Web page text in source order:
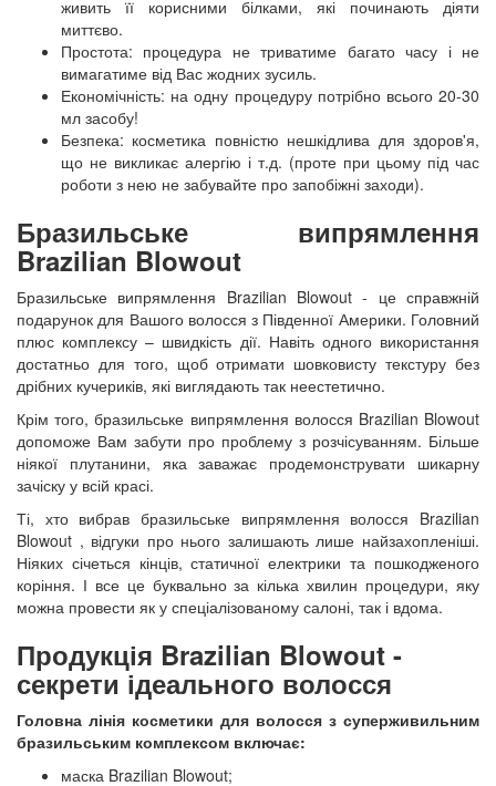
живить її корисними білками, які починають діяти
миттєво.
Простота: процедура не триватиме багато часу і не
вимагатиме від Вас жодних зусиль.
Економічність: на одну процедуру потрібно всього 20-30
мл засобу!
Безпека: косметика повністю нешкідлива для здоров'я,
що не викликає алергію і т.д. (проте при цьому під час
роботи з нею не забувайте про запобіжні заходи).
Бразильське випрямлення
Brazilian Blowout
Бразильське випрямлення Brazilian Blowout - це справжній
подарунок для Вашого волосся з Південної Америки. Головний
плюс комплексу – швидкість дії. Навіть одного використання
достатньо для того, щоб отримати шовковисту текстуру без
дрібних кучериків, які виглядають так неестетично.
Крім того, бразильське випрямлення волосся Brazilian Blowout
допоможе Вам забути про проблему з розчісуванням. Більше
ніякої плутанини, яка заважає продемонструвати шикарну
зачіску у всій красі.
Ті, хто вибрав бразильське випрямлення волосся Brazilian
Blowout , відгуки про нього залишають лише найзахопленіші.
Ніяких січеться кінців, статичної електрики та пошкодженого
коріння. І все це буквально за кілька хвилин процедури, яку
можна провести як у спеціалізованому салоні, так і вдома.
Продукція Brazilian Blowout -
секрети ідеального волосся
Головна лінія косметики для волосся з суперживильним
бразильським комплексом включає:
маска Brazilian Blowout;